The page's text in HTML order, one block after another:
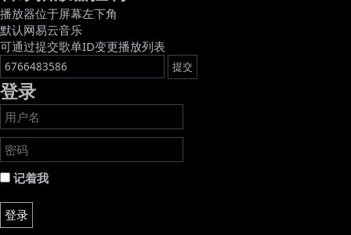
播放器位于屏幕左下角
默认网易云音乐
可通过提交歌单ID变更播放列表
登录
记着我
登录